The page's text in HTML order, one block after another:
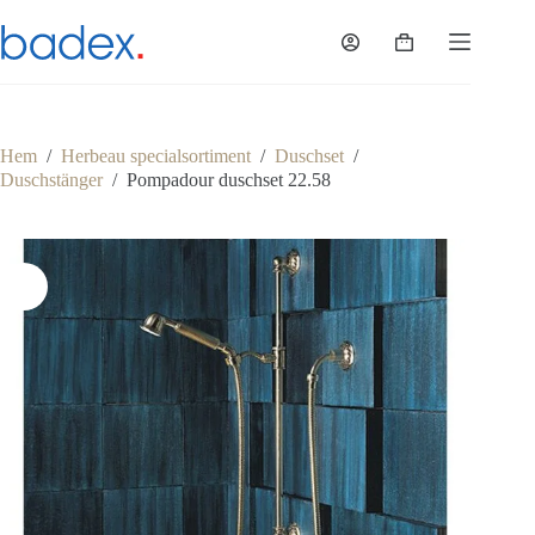
till
innehåll
Varukorg
Hem / Herbeau specialsortiment / Duschset /
Duschstänger / Pompadour duschset 22.58